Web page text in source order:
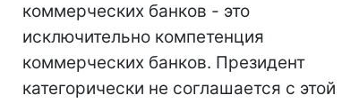
коммерческих банков - это
исключительно компетенция
коммерческих банков. Президент
категорически не соглашается с этой